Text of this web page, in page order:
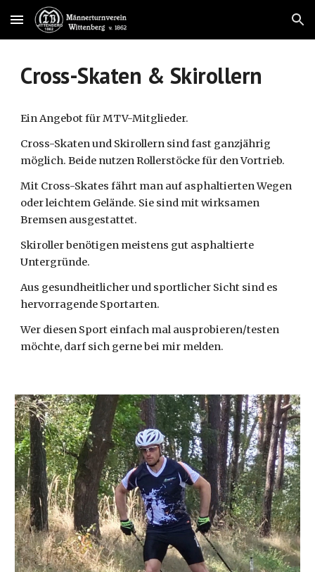
Skip to main content Skip to navigation
Cross-Skaten & Skirollern
Ein Angebot für MTV-Mitglieder.
Cross-Skaten und Skirollern sind fast ganzjährig
möglich. Beide nutzen Rollerstöcke für den Vortrieb.
Mit Cross-Skates fährt man auf asphaltierten Wegen
oder leichtem Gelände. Sie sind mit wirksamen
Bremsen ausgestattet.
Skiroller benötigen meistens gut asphaltierte
Untergründe.
Aus gesundheitlicher und sportlicher Sicht sind es
hervorragende Sportarten.
Wer diesen Sport einfach mal ausprobieren/testen
möchte, darf sich gerne bei mir melden.